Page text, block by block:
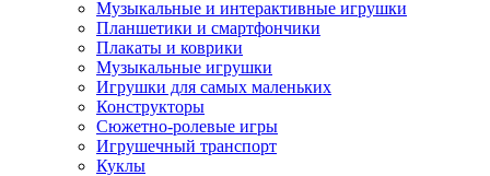
Музыкальные и интерактивные игрушки
Планшетики и смартфончики
Плакаты и коврики
Музыкальные игрушки
Игрушки для самых маленьких
Конструкторы
Сюжетно-ролевые игры
Игрушечный транспорт
Куклы